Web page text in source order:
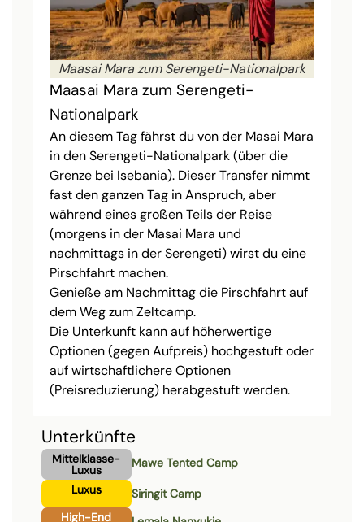
Maasai Mara zum Serengeti-Nationalpark
Maasai Mara zum Serengeti-
Nationalpark
An diesem Tag fährst du von der Masai Mara
in den Serengeti-Nationalpark (über die
Grenze bei Isebania). Dieser Transfer nimmt
fast den ganzen Tag in Anspruch, aber
während eines großen Teils der Reise
(morgens in der Masai Mara und
nachmittags in der Serengeti) wirst du eine
Pirschfahrt machen.
Genieße am Nachmittag die Pirschfahrt auf
dem Weg zum Zeltcamp.
Die Unterkunft kann auf höherwertige
Optionen (gegen Aufpreis) hochgestuft oder
auf wirtschaftlichere Optionen
(Preisreduzierung) herabgestuft werden.
Unterkünfte
Mittelklasse-
Luxus
Mawe Tented Camp
Luxus
Siringit Camp
High-End